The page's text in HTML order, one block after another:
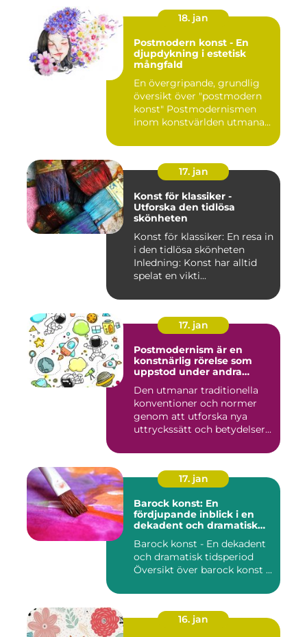
18. jan
Postmodern konst - En
djupdykning i estetisk
mångfald
En övergripande, grundlig
översikt över "postmodern
konst" Postmodernismen
inom konstvärlden utmana...
17. jan
Konst för klassiker -
Utforska den tidlösa
skönheten
Konst för klassiker: En resa in
i den tidlösa skönheten
Inledning: Konst har alltid
spelat en vikti...
17. jan
Postmodernism är en
konstnärlig rörelse som
uppstod under andra
fortsätter att påverka
samtida konstvärlden
Den utmanar traditionella
konventioner och normer
genom att utforska nya
uttryckssätt och betydelser...
17. jan
Barock konst: En
fördjupande inblick i en
dekadent och dramatisk
Barock konst - En dekadent
och dramatisk tidsperiod
Översikt över barock konst ...
16. jan